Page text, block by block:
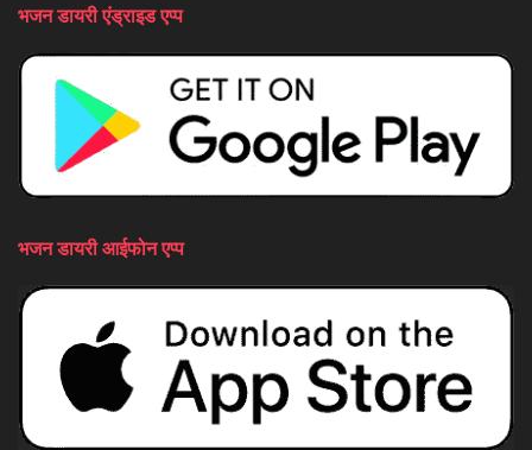
भजन डायरी एंड्राइड एप्प
भजन डायरी आईफोन एप्प